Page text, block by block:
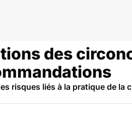
des
risques liés à la pratique de